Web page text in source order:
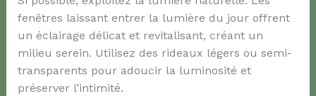
fenêtres laissant entrer la lumière du jour offrent
un éclairage délicat et revitalisant, créant un
milieu serein. Utilisez des rideaux légers ou semi-
transparents pour adoucir la luminosité et
préserver l’intimité.